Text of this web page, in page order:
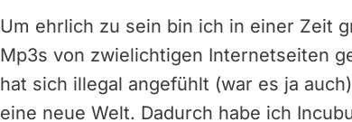
Um ehrlich zu sein bin ich in einer Zeit
Mp3s von zwielichtigen Internetseiten
hat sich illegal angefühlt (war es ja
eine neue Welt. Dadurch habe ich